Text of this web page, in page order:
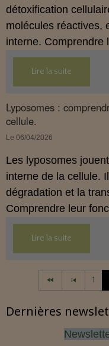
détoxification
molécules réactives,
interne. Comprendre
mieux soutenir le
Lire la suite
Lyposomes :
cellule.
Le 06/04/2026
Les lyposomes
interne de la cellule.
dégradation et la
Comprendre leur
une hygiène de vie
Lire la suite
1
Dernières